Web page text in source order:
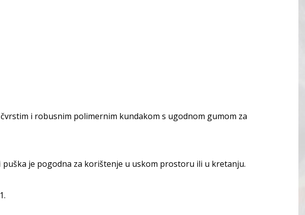
i robusnim polimernim kundakom s ugodnom gumom za
puška je pogodna za korištenje u uskom prostoru ili u kretanju.